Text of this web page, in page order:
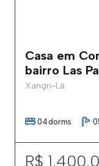
Casa em
bairro Las
Xangri-Lá
04dorms
R$